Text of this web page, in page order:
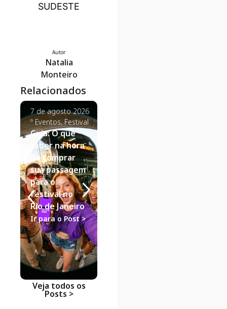
SUDESTE
Autor
Natalia
Monteiro
Relacionados
7 de agosto 2026
ºEventos,Festival
Guia: O que
saber na hora
de comprar
sua passagem
para o
festival no
Rio de Janeiro
Ir para o Post >
Veja todos os
Posts >